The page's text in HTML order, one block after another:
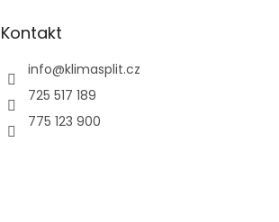
Kontakt
info@klimasplit.cz
725 517 189
775 123 900